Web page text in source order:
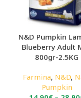
N&D Pumpkin
Blueberry Adult
800gr-2.5KG
Farmina, N&D,
Pumpkin